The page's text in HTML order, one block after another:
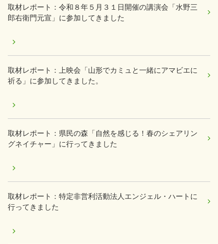
取材レポート：令和８年５月３１日開催の講演会「水野三
郎右衛門元宣」に参加してきました
取材レポート：上映会「山形でカミュと一緒にアマビエに
祈る」に参加してきました。
取材レポート：県民の森「自然を感じる！春のシェアリン
グネイチャー」に行ってきました
取材レポート：特定非営利活動法人エンジェル・ハートに
行ってきました